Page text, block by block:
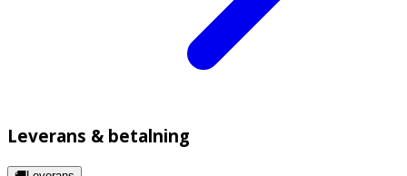
Leverans & betalning